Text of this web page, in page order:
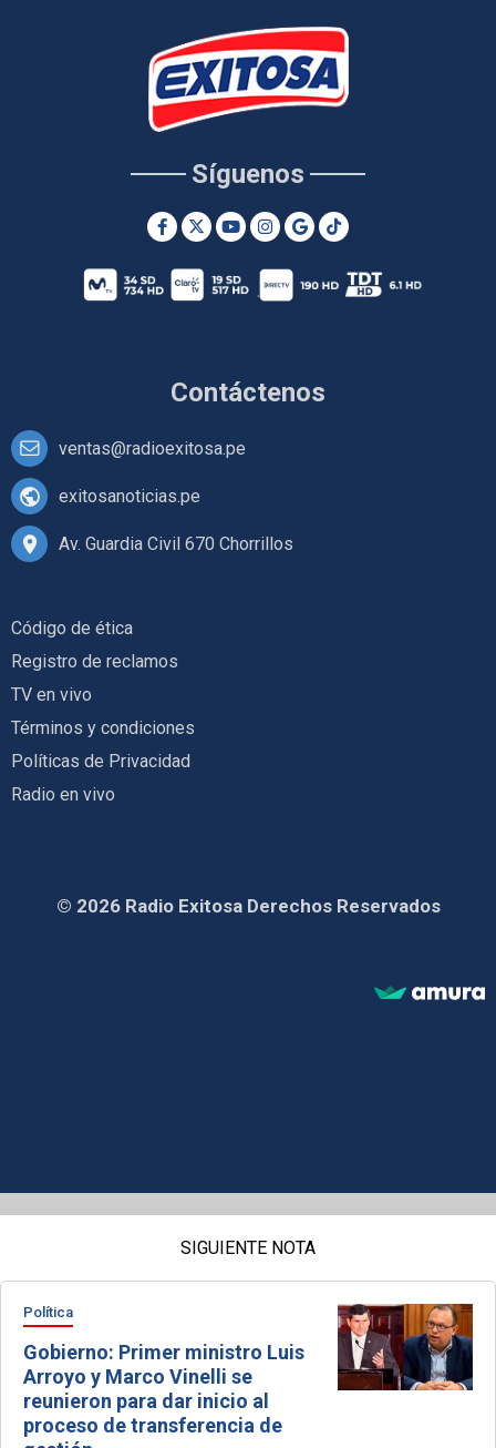
Contáctenos
ventas@radioexitosa.pe
exitosanoticias.pe
Av. Guardia Civil 670 Chorrillos
Síguenos
Código de ética
Registro de reclamos
TV en vivo
Términos y condiciones
Políticas de Privacidad
Radio en vivo
© 2026 Radio Exitosa Derechos Reservados
SIGUIENTE NOTA
Política
Gobierno: Primer ministro Luis
Arroyo y Marco Vinelli se
reunieron para dar inicio al
proceso de transferencia de